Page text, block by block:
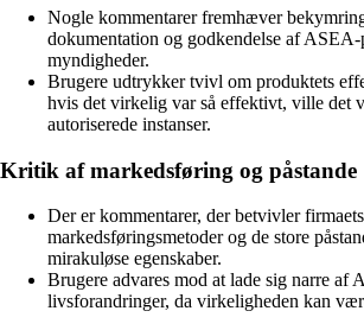
Nogle kommentarer fremhæver
dokumentation og godkendelse af
myndigheder.
Brugere udtrykker tvivl om produktets
hvis det virkelig var så effektivt, ville det
autoriserede instanser.
Kritik af markedsføring og påstande
Der er kommentarer, der betvivler firmaets
markedsføringsmetoder og de store
mirakuløse egenskaber.
Brugere advares mod at lade sig narre af
livsforandringer, da virkeligheden kan